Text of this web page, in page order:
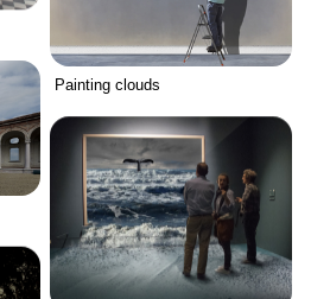
Painting clouds